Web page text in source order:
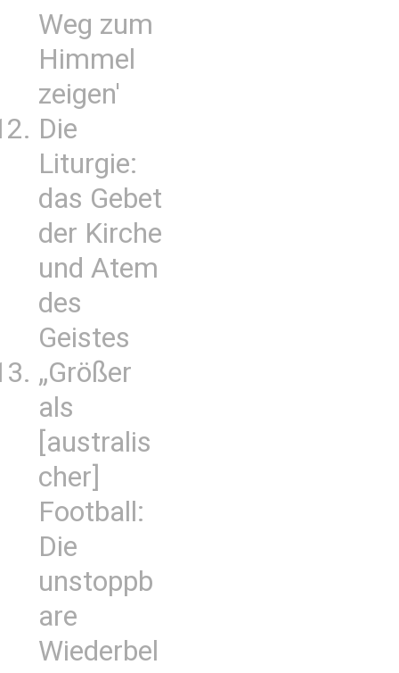
Weg zum
Himmel
zeigen'
Die
Liturgie:
das Gebet
der Kirche
und Atem
des
Geistes
„Größer
als
[australis
cher]
Football:
Die
unstoppb
are
Wiederbel